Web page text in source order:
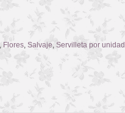
Flores, Salvaje, Servilleta por unidad